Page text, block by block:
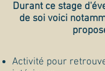
​Durant ce stage
de soi voici
Activité pour